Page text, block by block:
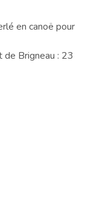
en canoë pour
de Brigneau : 23